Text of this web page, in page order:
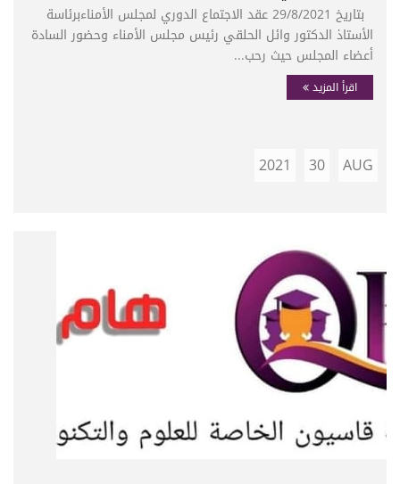
بتاريخ 29/8/2021 عقد الاجتماع الدوري لمجلس الأمناءبرئاسة
الأستاذ الدكتور وائل الحلقي رئيس مجلس الأمناء وحضور السادة
أعضاء المجلس حيث رحب...
اقرأ المزيد
AUG
30
2021